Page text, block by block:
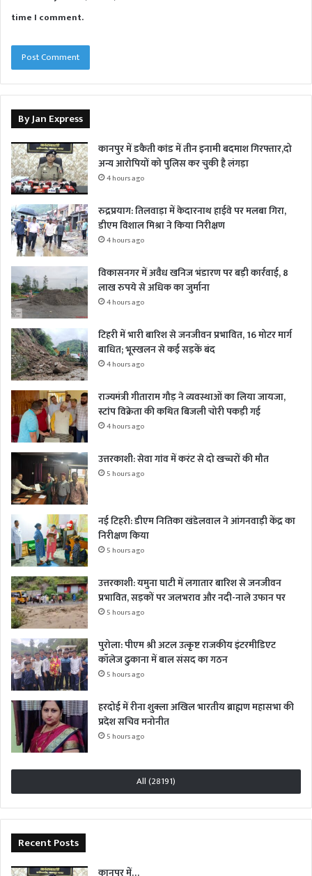
time I comment.
By Jan Express
कानपुर में डकैती कांड में तीन इनामी बदमाश गिरफ्तार,दो
अन्य आरोपियों को पुलिस कर चुकी है लंगड़ा
4 hours ago
रुद्रप्रयाग: तिलवाड़ा में केदारनाथ हाईवे पर मलबा गिरा,
डीएम विशाल मिश्रा ने किया निरीक्षण
4 hours ago
विकासनगर में अवैध खनिज भंडारण पर बड़ी कार्रवाई, 8
लाख रुपये से अधिक का जुर्माना
4 hours ago
टिहरी में भारी बारिश से जनजीवन प्रभावित, 16 मोटर मार्ग
बाधित; भूस्खलन से कई सड़कें बंद
4 hours ago
राज्यमंत्री गीताराम गौड़ ने व्यवस्थाओं का लिया जायजा,
स्टांप विक्रेता की कथित बिजली चोरी पकड़ी गई
4 hours ago
उत्तरकाशी: सेवा गांव में करंट से दो खच्चरों की मौत
5 hours ago
नई टिहरी: डीएम नितिका खंडेलवाल ने आंगनवाड़ी केंद्र का
निरीक्षण किया
5 hours ago
उत्तरकाशी: यमुना घाटी में लगातार बारिश से जनजीवन
प्रभावित, सड़कों पर जलभराव और नदी-नाले उफान पर
5 hours ago
पुरोला: पीएम श्री अटल उत्कृष्ट राजकीय इंटरमीडिएट
कॉलेज ढुकाना में बाल संसद का गठन
5 hours ago
हरदोई में रीना शुक्ला अखिल भारतीय ब्राह्मण महासभा की
प्रदेश सचिव मनोनीत
5 hours ago
All (28191)
Recent Posts
कानपुर में…